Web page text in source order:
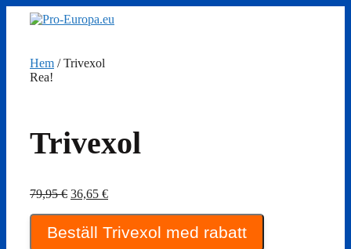
Hoppa
Hem / Trivexol
Rea!
Trivexol
79,95€ Det
var:
36,65 €Det
är:
Beställ Trivexol med rabatt